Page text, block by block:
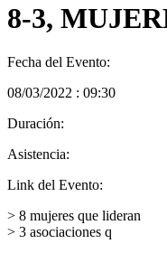
8-3,
Fecha del Evento:
08/03/2022 : 09:30
Duración:
Asistencia:
Link del Evento:
> 8 mujeres que lideran
> 3 asociaciones q